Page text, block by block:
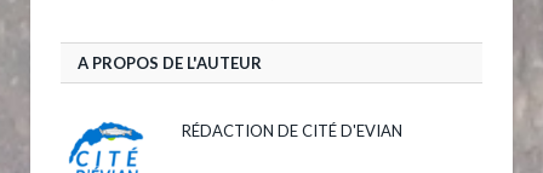
A PROPOS DE L'AUTEUR
RÉDACTION DE CITÉ D'EVIAN